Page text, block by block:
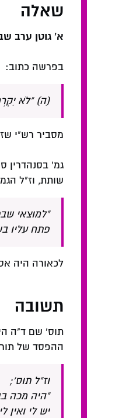
שאלה
א' גוטן ערב
בפרשה כתוב:
(ה) "לֹא
מסביר רש"י
גמ' בסנהדרין
שותת, וז"ל
"למוצאי
פתח עליו
לכאורה היה
תשובה
תוס' שם ד"ה
ההפסד של
וז"ל תוס';
"היה מכה
יש לי ואין